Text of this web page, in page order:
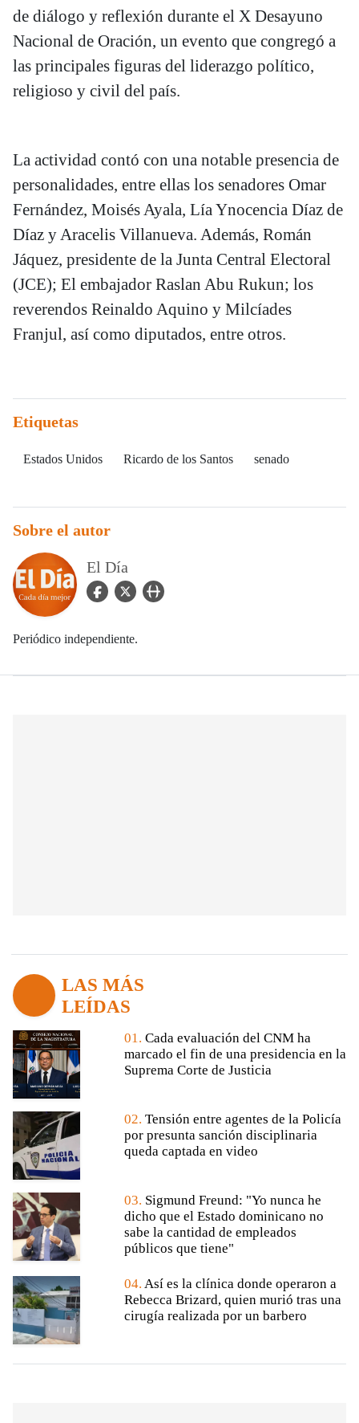
de diálogo y reflexión durante el X Desayuno
Nacional de Oración, un evento que congregó a
las principales figuras del liderazgo político,
religioso y civil del país.
La actividad contó con una notable presencia de
personalidades, entre ellas los senadores Omar
Fernández, Moisés Ayala, Lía Ynocencia Díaz de
Díaz y Aracelis Villanueva. Además, Román
Jáquez, presidente de la Junta Central Electoral
(JCE); El embajador Raslan Abu Rukun; los
reverendos Reinaldo Aquino y Milcíades
Franjul, así como diputados, entre otros.
Etiquetas
Estados Unidos Ricardo de los Santos senado
Sobre el autor
El Día
facebook Icon
twitter Iconuser_url Icon
Periódico independiente.
LAS MÁS
LEÍDAS
01. Cada evaluación del CNM ha
marcado el fin de una presidencia en la
Suprema Corte de Justicia
02. Tensión entre agentes de la Policía
por presunta sanción disciplinaria
queda captada en video
03. Sigmund Freund: "Yo nunca he
dicho que el Estado dominicano no
sabe la cantidad de empleados
públicos que tiene"
04. Así es la clínica donde operaron a
Rebecca Brizard, quien murió tras una
cirugía realizada por un barbero